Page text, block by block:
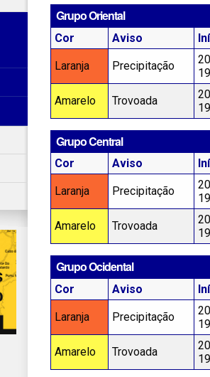
Grupo Oriental
Cor Aviso
Laranja Precipitação
Amarelo Trovoada
Grupo Central
Cor Aviso
Laranja Precipitação
Amarelo Trovoada
Grupo Ocidental
Cor Aviso
Laranja Precipitação
Amarelo Trovoada